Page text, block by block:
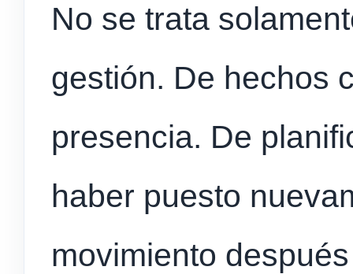
No se trata
gestión. De hechos
presencia. De
haber puesto
movimiento